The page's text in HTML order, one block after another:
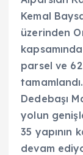
Kemal
üzerinden
parsel ve
Dedebaşı
yolun
35 yapının
devam